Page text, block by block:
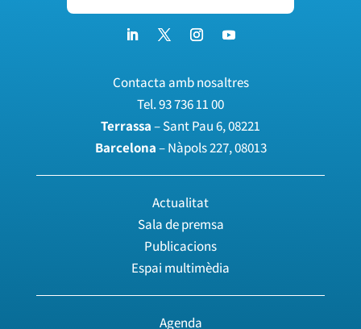
Contacta amb nosaltres
Tel.93 736 11 00
Terrassa– Sant Pau 6, 08221
Barcelona– Nàpols 227, 08013
Actualitat
Sala de premsa
Publicacions
Espai multimèdia
Agenda